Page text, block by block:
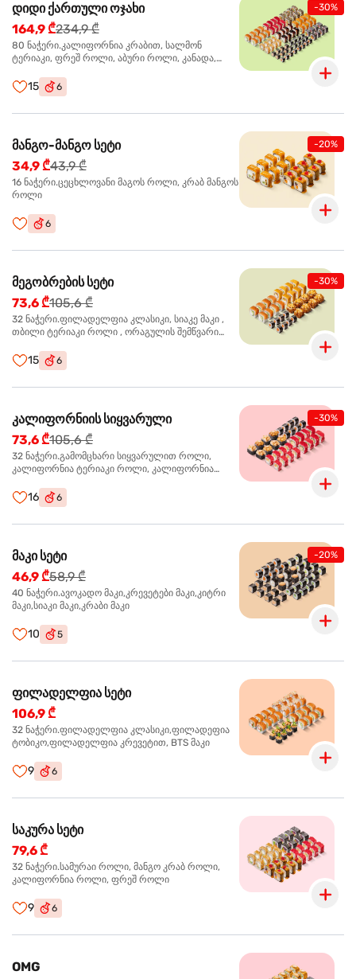
-30%
დიდი ქართული ოჯახი
164,9 ₾234,9 ₾
80 ნაჭერი.კალიფორნია კრაბით, სალმონ
ტერიაკი, ფრეშ როლი, აბური როლი, კანადა,
ფილადელფია კლასიკი
15 6
-20%
მანგო-მანგო სეტი
34,9 ₾43,9 ₾
16 ნაჭერი.ცეცხლოვანი მაგოს როლი, კრაბ მანგოს
როლი
6
-30%
მეგობრების სეტი
73,6 ₾105,6 ₾
32 ნაჭერი.ფილადელფია კლასიკი, სიაკე მაკი ,
თბილი ტერიაკი როლი , ორაგულის შემწვარი
15 6
-30%
კალიფორნიის სიყვარული
73,6 ₾105,6 ₾
32 ნაჭერი.გამომცხარი სიყვარულით როლი,
კალიფორნია ტერიაკი როლი, კალიფორნია
16 6
-20%
მაკი სეტი
46,9 ₾58,9 ₾
40 ნაჭერი.ავოკადო მაკი,კრევეტები მაკი,კიტრი
მაკი,სიაკი მაკი,კრაბი მაკი
10 5
ფილადელფია სეტი
106,9 ₾
32 ნაჭერი.ფილადელფია კლასიკი,ფილადეფია
ტობიკო,ფილადელფია კრევეტით, BTS მაკი
9 6
საკურა სეტი
79,6 ₾
32 ნაჭერი.სამურაი როლი, მანგო კრაბ როლი,
კალიფორნია როლი, ფრეშ როლი
9 6
OMG